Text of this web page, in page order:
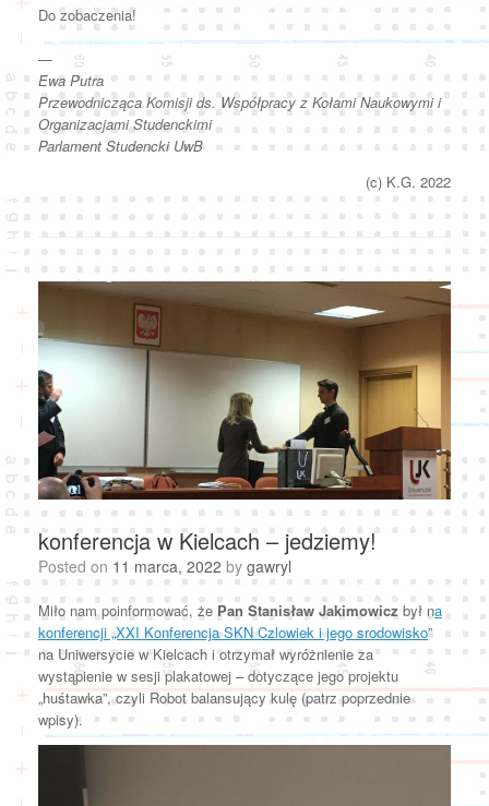
Do zobaczenia!
—
Ewa Putra
Przewodnicząca Komisji ds. Współpracy z Kołami Naukowymi i
Organizacjami Studenckimi
Parlament Studencki UwB
(c) K.G. 2022
konferencja w Kielcach – jedziemy!
Posted on 11 marca, 2022 by gawryl
Miło nam poinformować, że Pan Stanisław Jakimowicz był na
konferencji „XXI Konferencja SKN Czlowiek i jego srodowisko”
na Uniwersycie w Kielcach i otrzymał wyróżnienie za
wystąpienie w sesji plakatowej – dotyczące jego projektu
„huśtawka”, czyli Robot balansujący kulę (patrz poprzednie
wpisy).